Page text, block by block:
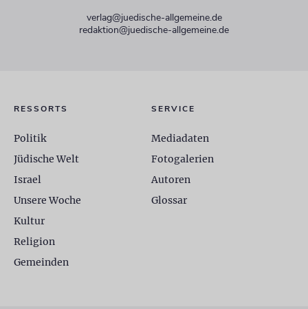
verlag@juedische-allgemeine.de
redaktion@juedische-allgemeine.de
RESSORTS
Politik
Jüdische Welt
Israel
Unsere Woche
Kultur
Religion
Gemeinden
SERVICE
Mediadaten
Fotogalerien
Autoren
Glossar